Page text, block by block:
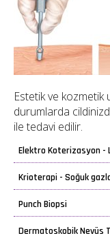
Estetik ve kozmetik
durumlarda
ile tedavi edilir.
Elektro Koterizasyon -
Krioterapi - Soğuk
Punch Biopsi
Dermatoskobik Nevüs